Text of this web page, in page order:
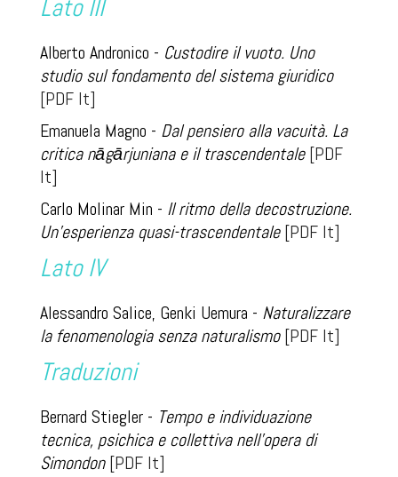
Lato III
Alberto Andronico - Custodire il vuoto. Uno
studio sul fondamento del sistema giuridico
[PDF It]
Emanuela Magno - Dal pensiero alla vacuità. La
critica nāgārjuniana e il trascendentale[PDF
It]
Carlo Molinar Min - Il ritmo della decostruzione.
Un'esperienza quasi-trascendentale[PDF It]
Lato IV
Alessandro Salice, Genki Uemura - Naturalizzare
la fenomenologia senza naturalismo[PDF It]
Traduzioni
Bernard Stiegler - Tempo e individuazione
tecnica, psichica e collettiva nell’opera di
Simondon[PDF It]